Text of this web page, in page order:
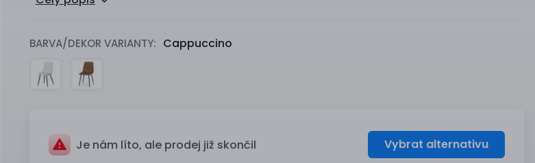
BARVA/DEKOR VARIANTY: Cappuccino
Je nám líto, ale prodej již skončil Vybrat alternativu